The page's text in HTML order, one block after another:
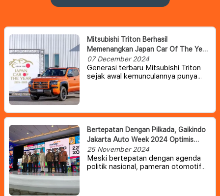
Mitsubishi Triton Berhasil
Memenangkan Japan Car Of The Year
(JCOTY) 2024
07 December 2024
Generasi terbaru Mitsubishi Triton
sejak awal kemunculannya punya
memenangkan sebuah penghargaan
bergengsi di Jepang.
Bertepatan Dengan Pilkada, Gaikindo
Jakarta Auto Week 2024 Optimis
Akan Tetap Berjalan Lancar
25 November 2024
Meski bertepatan dengan agenda
politik nasional, pameran otomotif